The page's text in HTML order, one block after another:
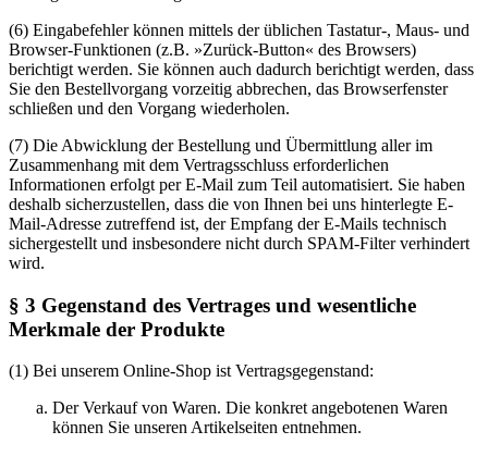
(6) Eingabefehler können mittels der üblichen Tastatur-, Maus- und
Browser-Funktionen (z.B. »Zurück-Button« des Browsers)
berichtigt werden. Sie können auch dadurch berichtigt werden, dass
Sie den Bestellvorgang vorzeitig abbrechen, das Browserfenster
schließen und den Vorgang wiederholen.
(7) Die Abwicklung der Bestellung und Übermittlung aller im
Zusammenhang mit dem Vertragsschluss erforderlichen
Informationen erfolgt per E-Mail zum Teil automatisiert. Sie haben
deshalb sicherzustellen, dass die von Ihnen bei uns hinterlegte E-
Mail-Adresse zutreffend ist, der Empfang der E-Mails technisch
sichergestellt und insbesondere nicht durch SPAM-Filter verhindert
wird.
§ 3 Gegenstand des Vertrages und wesentliche
Merkmale der Produkte
(1) Bei unserem Online-Shop ist Vertragsgegenstand:
Der Verkauf von Waren. Die konkret angebotenen Waren
können Sie unseren Artikelseiten entnehmen.